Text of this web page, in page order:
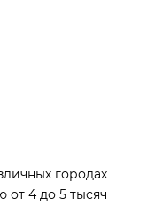
городах
от 4 до 5 тысяч